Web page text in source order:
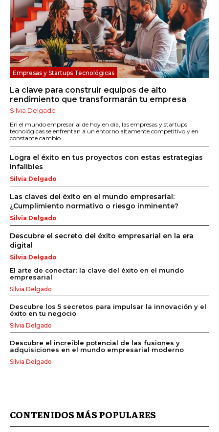
Empresas y Startups Tecnológicas
La clave para construir equipos de alto
rendimiento que transformarán tu empresa
Silvia Delgado
En el mundo empresarial de hoy en día, las empresas y startups
tecnológicas se enfrentan a un entorno altamente competitivo y en
constante cambio....
Logra el éxito en tus proyectos con estas estrategias
infalibles
Silvia Delgado
Las claves del éxito en el mundo empresarial:
¿Cumplimiento normativo o riesgo inminente?
Silvia Delgado
Descubre el secreto del éxito empresarial en la era
digital
Silvia Delgado
El arte de conectar: la clave del éxito en el mundo
empresarial
Silvia Delgado
Descubre los 5 secretos para impulsar la innovación y el
éxito en tu negocio
Silvia Delgado
Descubre el increíble potencial de las fusiones y
adquisiciones en el mundo empresarial moderno
Silvia Delgado
CONTENIDOS MÁS POPULARES